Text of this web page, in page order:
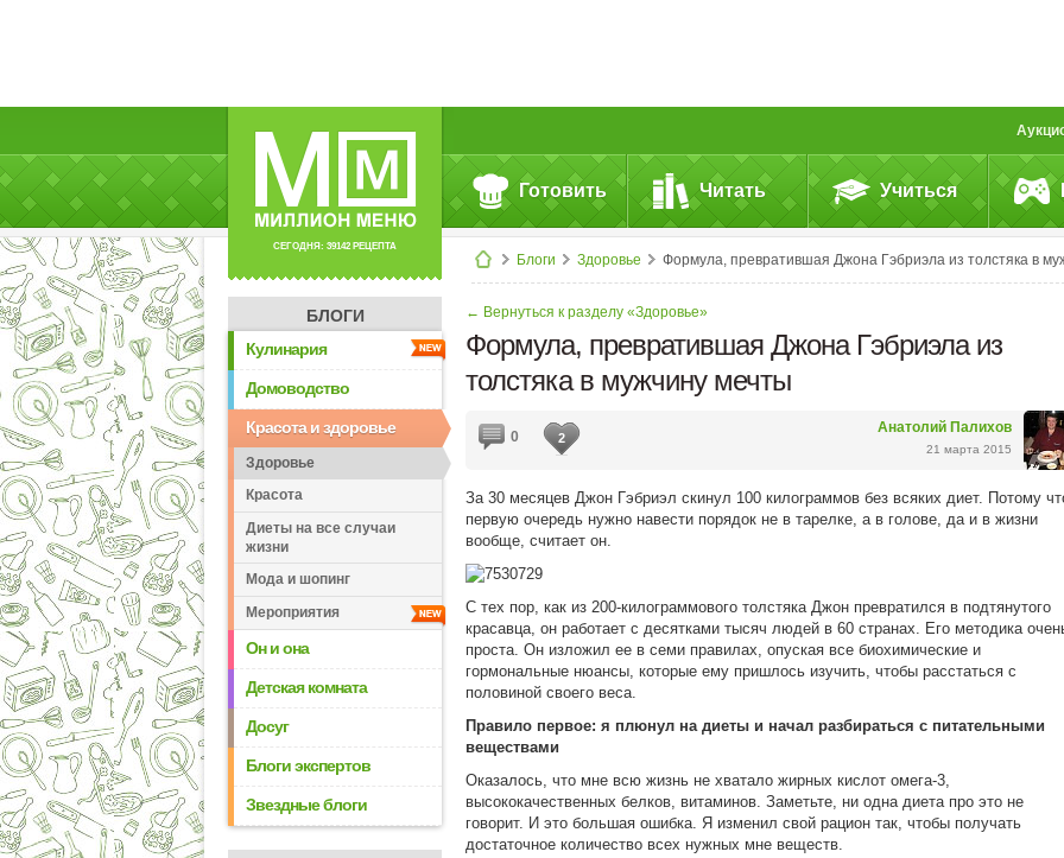
СЕГОДНЯ: 39142 РЕЦЕПТА
Готовить Читать Учиться
Блоги Здоровье Формула, превратившая Джона Гэбриэла из толстяка в мужчину
БЛОГИ
Кулинария
Домоводство
Красота и здоровье
Здоровье
Красота
Диеты на все случаи
жизни
Мода и шопинг
Мероприятия
Он и она
Детская комната
Досуг
Блоги экспертов
Звездные блоги
← Вернуться к разделу «Здоровье»
Формула, превратившая Джона Гэбриэла из
толстяка в мужчину мечты
Анатолий Палихов
21 марта 2015
0 2
За 30 месяцев Джон Гэбриэл скинул 100 килограммов без всяких диет. Потому
первую очередь нужно навести порядок не в тарелке, а в голове, да и в жизни
вообще, считает он.
С тех пор, как из 200-килограммового толстяка Джон превратился в подтянутого
красавца, он работает с десятками тысяч людей в 60 странах. Его методика
проста. Он изложил ее в семи правилах, опуская все биохимические и
гормональные нюансы, которые ему пришлось изучить, чтобы расстаться с
половиной своего веса.
Правило первое: я плюнул на диеты и начал разбираться с питательными
веществами
Оказалось, что мне всю жизнь не хватало жирных кислот омега-3,
высококачественных белков, витаминов. Заметьте, ни одна диета про это не
говорит. И это большая ошибка. Я изменил свой рацион так, чтобы получать
достаточное количество всех нужных мне веществ.